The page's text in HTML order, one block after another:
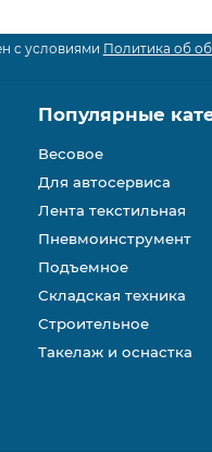
с условиями Политика об
Популярные
Весовое
Для автосервиса
Лента текстильная
Пневмоинструмент
Подъемное
Складская техника
Строительное
Такелаж и оснастка